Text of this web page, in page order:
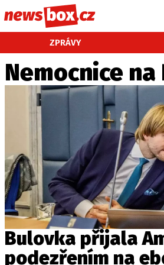
ZPRÁVY
ZAHRANIČÍ
POČASÍ
KRIMI
KULTURA
SPOLEČNOST
SPORT
SLEDUJTE NÁS NA|
Máte příběh, fotku
Nemocnice
Bulovka přijala
podezřením na